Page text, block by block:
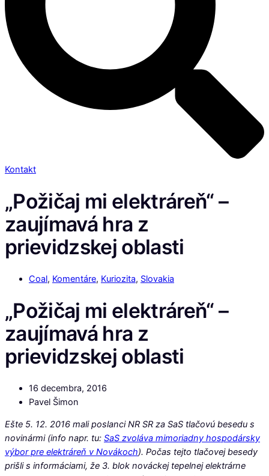
Kontakt
„Požičaj mi elektráreň“ –
zaujímavá hra z
prievidzskej oblasti
Coal, Komentáre, Kuriozita, Slovakia
„Požičaj mi elektráreň“ –
zaujímavá hra z
prievidzskej oblasti
16 decembra, 2016
Pavel Šimon
Ešte 5. 12. 2016 mali poslanci NR SR za SaS tlačovú besedu s
novinármi (info napr. tu: SaS zvoláva mimoriadny hospodársky
výbor pre elektráreň v Novákoch). Počas tejto tlačovej besedy
prišli s informáciami, že 3. blok nováckej tepelnej elektrárne